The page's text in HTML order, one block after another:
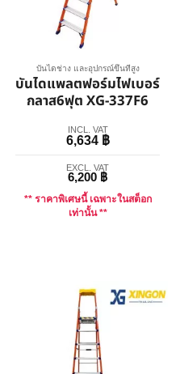
บันไดช่าง และอุปกรณ์ขึ้นที่สูง
บันไดแพลตฟอร์มไฟเบอร์
กลาส6ฟุต XG-337F6
INCL. VAT
6,634 ฿
EXCL. VAT
6,200 ฿
** ราคาพิเศษนี้ เฉพาะในสต็อก
เท่านั้น **